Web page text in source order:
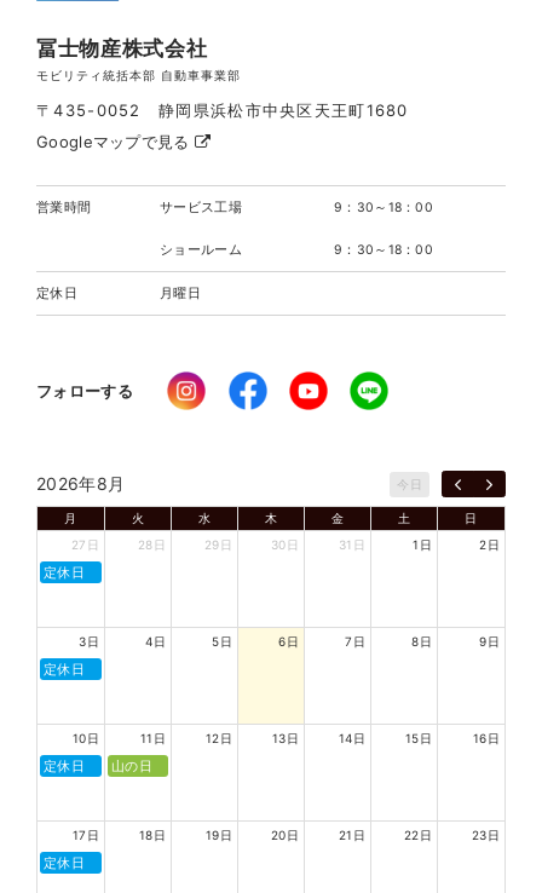
冨士物産株式会社
モビリティ統括本部 自動車事業部
〒435-0052 静岡県浜松市中央区天王町1680
Googleマップで見る
営業時間 サービス工場 9：30～18：00
ショールーム 9：30～18：00
定休日 月曜日
フォローする
2026年8月 今日
月 火 水 木 金 土
日
27日
定休日
28日 29日 30日 31日 1日 2日
3日
定休日
4日 5日 6日 7日 8日 9日
10日
定休日
11日
山の日
12日 13日 14日 15日 16日
17日
定休日
18日 19日 20日 21日 22日 23日